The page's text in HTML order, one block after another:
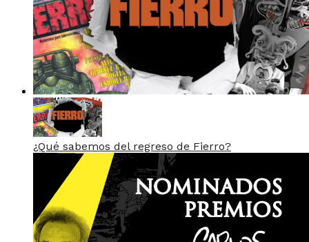
¿Qué sabemos del regreso de Fierro?